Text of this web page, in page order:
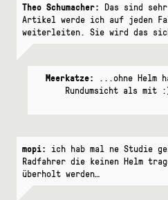
Theo Schumacher: Das sind
Artikel werde ich auf jeden
weiterleiten. Sie wird das
Meerkatze:
...ohne Helm
Rundumsicht als mit
mopi: ich hab mal ne Studie
Radfahrer die keinen Helm
überholt werden…